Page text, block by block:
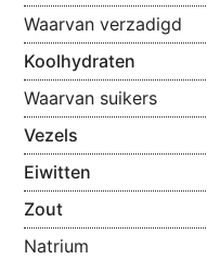
Waarvan verzadigd
Koolhydraten
Waarvan suikers
Vezels
Eiwitten
Zout
Natrium